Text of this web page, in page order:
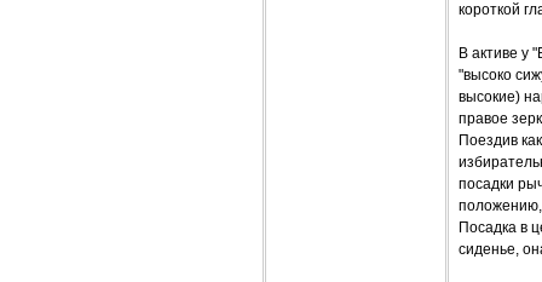
короткой
В активе у
"высоко
высокие)
правое
Поездив
посадки
положению,
Посадка в
сиденье,